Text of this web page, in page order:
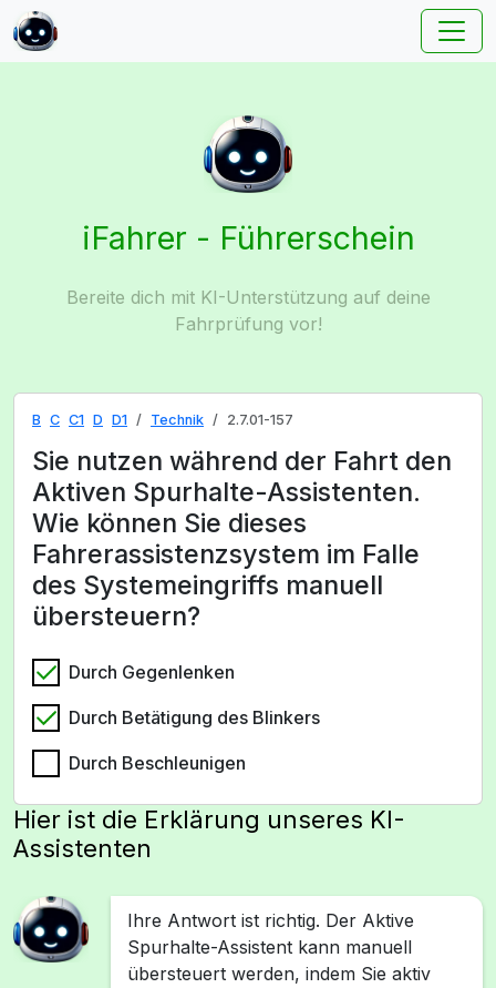
iFahrer - Führerschein
Bereite dich mit KI-Unterstützung auf deine
Fahrprüfung vor!
B C C1 D D1 Technik 2.7.01-157
Sie nutzen während der Fahrt den
Aktiven Spurhalte-Assistenten.
Wie können Sie dieses
Fahrerassistenzsystem im Falle
des Systemeingriffs manuell
übersteuern?
Durch Gegenlenken
Durch Betätigung des Blinkers
Durch Beschleunigen
Hier ist die Erklärung unseres KI-
Assistenten
Ihre Antwort ist richtig. Der Aktive
Spurhalte-Assistent kann manuell
übersteuert werden, indem Sie aktiv